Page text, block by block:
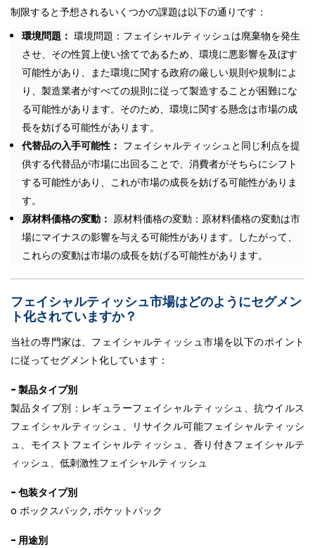
制限すると予想されるいくつかの課題は以下の通りです：
環境問題： 環境問題：フェイシャルティッシュは廃棄物を発生
させ、その性質上使い捨てであるため、環境に悪影響を及ぼす
可能性があり、また環境に関する政府の厳しい規則や規制によ
り、製造業者がすべての規則に従って製造することが困難にな
る可能性があります。そのため、環境に関する懸念は市場の成
長を妨げる可能性があります。
代替品の入手可能性： フェイシャルティッシュと同じ利点を提
供する代替品が市場に出回ることで、消費者がそちらにシフト
する可能性があり、これが市場の成長を妨げる可能性がありま
す。
原材料価格の変動： 原材料価格の変動：原材料価格の変動は市
場にマイナスの影響を与える可能性があります。したがって、
これらの変動は市場の成長を妨げる可能性があります。
フェイシャルティッシュ市場はどのようにセグメン
ト化されていますか？
当社の専門家は、フェイシャルティッシュ市場を以下のポイント
に従ってセグメント化しています：
- 製品タイプ別
製品タイプ別：レギュラーフェイシャルティッシュ、抗ウイルス
フェイシャルティッシュ、リサイクル可能フェイシャルティッシ
ュ、モイストフェイシャルティッシュ、香り付きフェイシャルテ
ィッシュ、低刺激性フェイシャルティッシュ
- 包装タイプ別
o ボックスパック, ポケットパック
- 用途別